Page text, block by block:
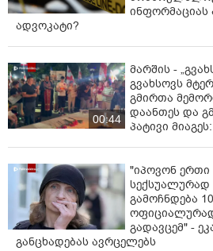
ინფორმაციას
ადვოკატი?
00:44
მარშის -
გვახსოვს
გმირთა
დაანთეს და
პატივი
"იპოვონ ერთი
სექსუალურად
გამოჩნდება
გადავცემ" -
განცხადებას ავრცელებს